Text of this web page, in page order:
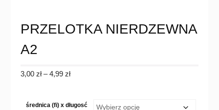
PRZELOTKA NIERDZEWNA
A2
3,00 zł – 4,99 złZakres
3,00 zł
średnica (fi) x długosć